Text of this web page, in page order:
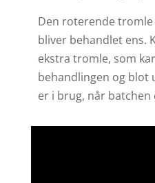
Den roterende
bliver behandlet ens.
ekstra tromle, som
behandlingen og blot
er i brug, når